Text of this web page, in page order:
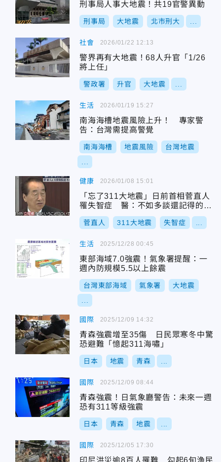
刑事局人事大地震！共19官警異動
刑事局 大地震 北市刑大
社會
警界再有大地震！68人升官「1/26
將上任」
警政署 升官 大地震
2026/01/22 12:13
生活
南海海槽地震風險上升！ 專家警
告：台灣需提高警覺
南海海槽 地震風險 台灣地震
2026/01/19 15:27
健康
「忘了311大地震」日前首相菅直人
罹失智症 醫：不如多談還記得的
事！
菅直人 311大地震 失智症
2026/01/08 15:01
生活
東部海域7.0強震！氣象署提醒：一
週內防規模5.5以上餘震
台灣東部海域 氣象署 大地震
2025/12/28 00:45
國際
青森強震增至35傷 日民眾寒冬中驚
恐避難「憶起311海嘯」
日本 地震 青森
2025/12/09 14:32
國際
青森強震！日氣象廳警告：未來一週
恐有311等級強震
日本 青森 地震
2025/12/09 08:44
國際
印尼洪災逾8百人罹難 勾起6旬漁民
2025/12/05 17:30